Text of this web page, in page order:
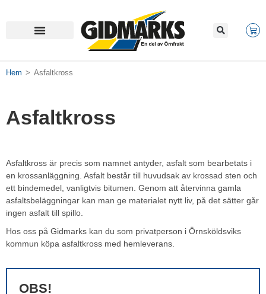
Hem > Asfaltkross
Asfaltkross
Asfaltkross är precis som namnet antyder, asfalt som bearbetats i
en krossanläggning. Asfalt består till huvudsak av krossad sten och
ett bindemedel, vanligtvis bitumen. Genom att återvinna gamla
asfaltsbeläggningar kan man ge materialet nytt liv, på det sätter går
ingen asfalt till spillo.
Hos oss på Gidmarks kan du som privatperson i Örnsköldsviks
kommun köpa asfaltkross med hemleverans.
OBS!